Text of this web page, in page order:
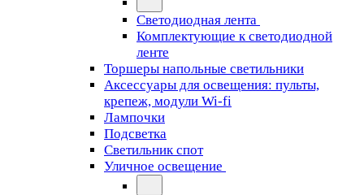
Светодиодная лента
Комплектующие к светодиодной
ленте
Торшеры напольные светильники
Аксессуары для освещения: пульты,
крепеж, модули Wi-fi
Лампочки
Подсветка
Светильник спот
Уличное освещение